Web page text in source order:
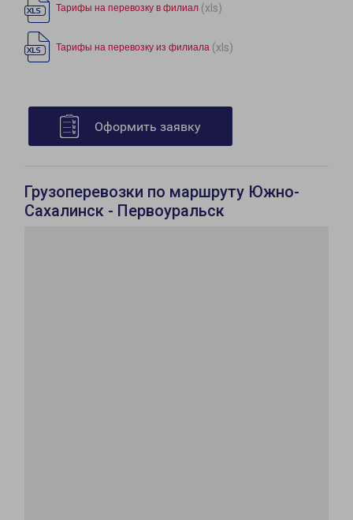
Тарифы на перевозку в филиал (xls)
Тарифы на перевозку из филиала (xls)
Оформить заявку
Грузоперевозки по маршруту Южно-
Сахалинск - Первоуральск